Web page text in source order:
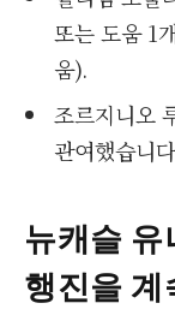
또는 도움 1
움).
조르지니오
관여했습니
뉴캐슬
행진을 계